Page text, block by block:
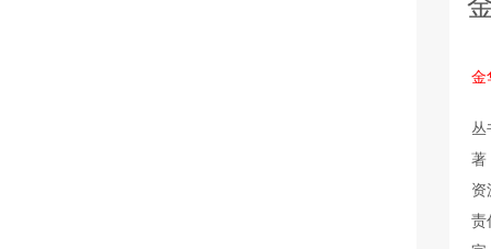
金
丛
著
资
责